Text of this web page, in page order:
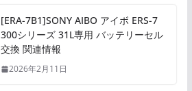
[ERA-7B1]SONY AIBO アイボ ERS-7
300シリーズ 31L専用 バッテリーセル
交換 関連情報
2026年2月11日